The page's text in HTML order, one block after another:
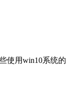
使用win10系统的